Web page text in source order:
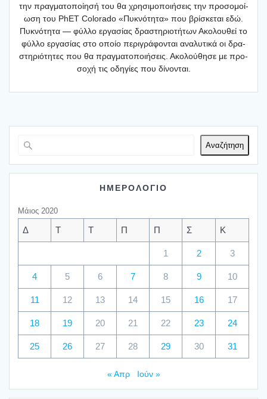
την πραγ­μα­το­ποί­η­σή του θα χρη­σι­μο­ποι­ή­σεις την προ­σο­μοί­
ω­ση του PhET Colorado «Πυκνό­τη­τα» που βρί­σκε­ται εδώ.
Πυκνό­τη­τα — φύλ­λο εργα­σί­ας δρα­στη­ριο­τή­των Ακο­λου­θεί το
φύλ­λο εργα­σί­ας στο οποίο περι­γρά­φο­νται ανα­λυ­τι­κά οι δρα­
στη­ριό­τη­τες που θα πραγ­μα­το­ποι­ή­σεις. Ακο­λού­θη­σε με προ­
σο­χή τις οδη­γί­ες που δίνο­νται.
Αναζήτηση
ΗΜΕΡΟΛΟΓΙΟ
Μάιος 2020
Δ Τ Τ Π Π Σ Κ
1 2 3
4 5 6 7 8 9 10
11 12 13 14 15 16 17
18 19 20 21 22 23 24
25 26 27 28 29 30 31
« Απρ Ιούν »